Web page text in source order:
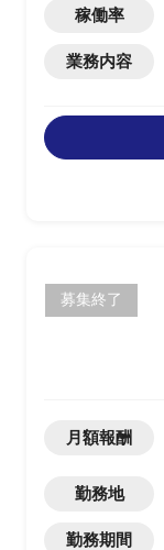
稼働率
業務内容
募集終了
月額報酬
勤務地
勤務期間